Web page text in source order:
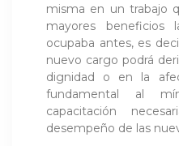
misma en un trabajo
mayores beneficios
ocupaba antes, es
nuevo cargo podrá
dignidad o en la
fundamental al
capacitación
desempeño de las